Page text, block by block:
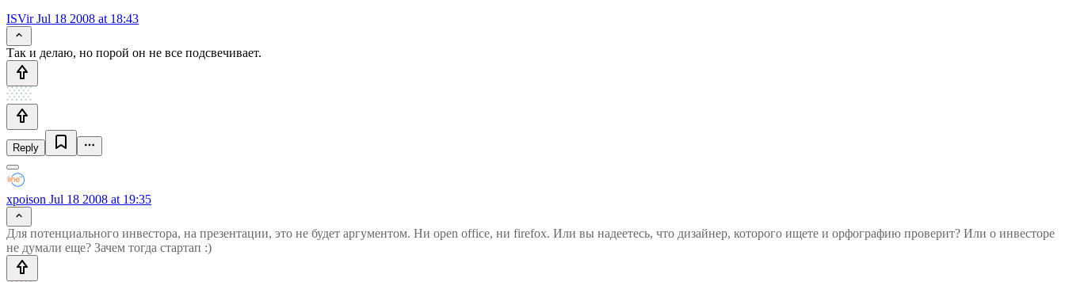
ISVirJul 18 2008 at 18:43
Так и делаю, но порой он не все подсвечивает.
Reply
xpoison Jul 18 2008 at 19:35
Для потенциального инвестора, на презентации, это не будет аргументом. Ни open office, ни firefox. Или вы надеетесь, что дизайнер, которого ищете и орфографию проверит? Или о инвесторе
не думали еще? Зачем тогда стартап :)